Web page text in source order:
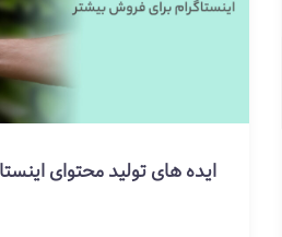
ایده های تولید محتوای